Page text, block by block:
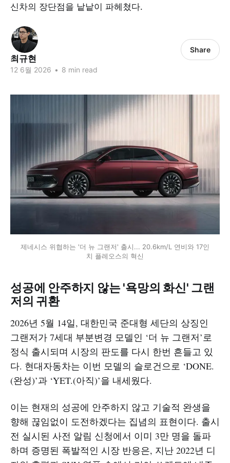
신차의 장단점을 낱낱이 파헤쳤다.
최규현
12 6월 2026 • 8 min read
Share
제네시스 위협하는 '더 뉴 그랜저' 출시... 20.6km/L 연비와 17인
치 플레오스의 혁신
성공에 안주하지 않는 '욕망의 화신' 그랜
저의 귀환
2026년 5월 14일, 대한민국 준대형 세단의 상징인
그랜저가 7세대 부분변경 모델인 ‘더 뉴 그랜저’로
정식 출시되며 시장의 판도를 다시 한번 흔들고 있
다. 현대자동차는 이번 모델의 슬로건으로 ‘DONE.
(완성)’과 ‘YET.(아직)’을 내세웠다.
이는 현재의 성공에 안주하지 않고 기술적 완생을
향해 끊임없이 도전하겠다는 집념의 표현이다. 출시
전 실시된 사전 알림 신청에서 이미 3만 명을 돌파
하며 증명된 폭발적인 시장 반응은, 지난 2022년 디